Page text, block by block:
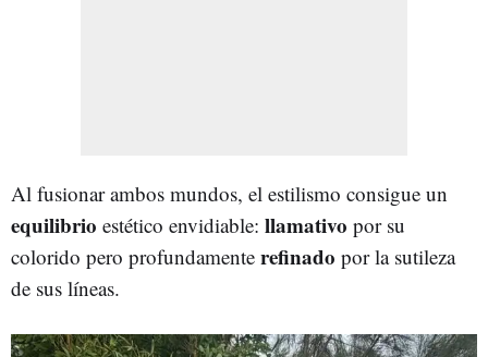
Al fusionar ambos mundos, el estilismo consigue un
equilibrio estético envidiable: llamativo por su
colorido pero profundamente refinado por la sutileza
de sus líneas.